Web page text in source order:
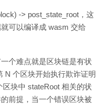
-> post_state_root，这
可以编译成 wasm 交给
个难点就是区块链是有状
N 个区块开始执行欺诈证明
块中 stateRoot 相关的状
前提，当一个错误区块被